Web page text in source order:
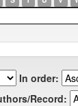
In order:
Record: